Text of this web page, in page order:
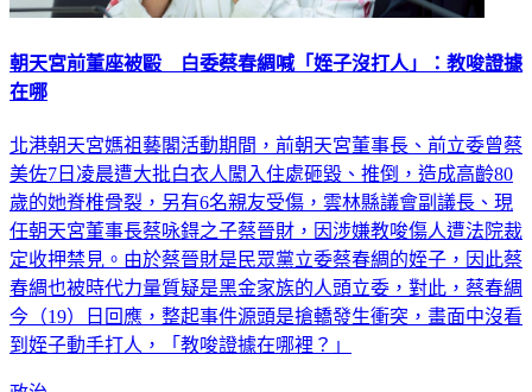
朝天宮前董座被毆 白委蔡春綢喊「姪子沒打人」：教唆證據
在哪
北港朝天宮媽祖藝閣活動期間，前朝天宮董事長、前立委曾蔡
美佐7日凌晨遭大批白衣人闖入住處砸毀、推倒，造成高齡80
歲的她脊椎骨裂，另有6名親友受傷，雲林縣議會副議長、現
任朝天宮董事長蔡咏鍀之子蔡晉財，因涉嫌教唆傷人遭法院裁
定收押禁見。由於蔡晉財是民眾黨立委蔡春綢的姪子，因此蔡
春綢也被時代力量質疑是黑金家族的人頭立委，對此，蔡春綢
今（19）日回應，整起事件源頭是搶轎發生衝突，畫面中沒看
到姪子動手打人，「教唆證據在哪裡？」